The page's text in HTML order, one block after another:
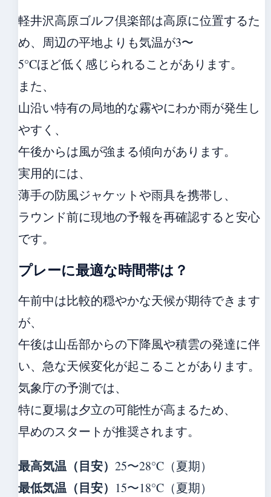
軽井沢高原ゴルフ倶楽部は高原に位置するた
め、周辺の平地よりも気温が3〜
5°Cほど低く感じられることがあります。
また、
山沿い特有の局地的な霧やにわか雨が発生し
やすく、
午後からは風が強まる傾向があります。
実用的には、
薄手の防風ジャケットや雨具を携帯し、
ラウンド前に現地の予報を再確認すると安心
です。
プレーに最適な時間帯は？
午前中は比較的穏やかな天候が期待できます
が、
午後は山岳部からの下降風や積雲の発達に伴
い、急な天候変化が起こることがあります。
気象庁の予測では、
特に夏場は夕立の可能性が高まるため、
早めのスタートが推奨されます。
最高気温（目安） 25〜28°C（夏期）
最低気温（目安） 15〜18°C（夏期）